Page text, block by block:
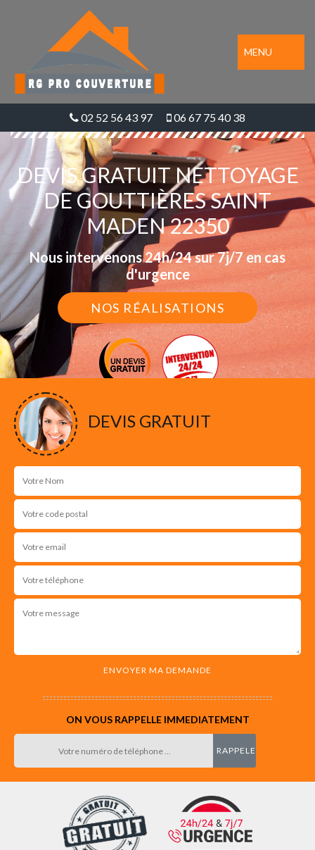
MENU
02 52 56 43 97 06 67 75 40 38
DEVIS GRATUIT NETTOYAGE
DE GOUTTIÈRES SAINT
MADEN 22350
Nous intervenons 24h/24 sur 7j/7 en cas
d'urgence
NOS RÉALISATIONS
DEVIS GRATUIT
ON VOUS RAPPELLE IMMEDIATEMENT